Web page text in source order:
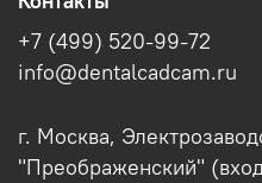
+7 (499) 520-99-72
info@dentalcadcam.ru
г. Москва,
"Преображенский"